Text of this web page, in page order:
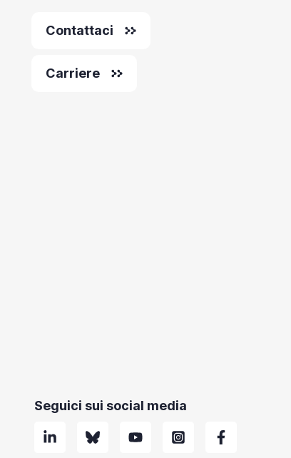
Contattaci
Carriere
Seguici sui social media